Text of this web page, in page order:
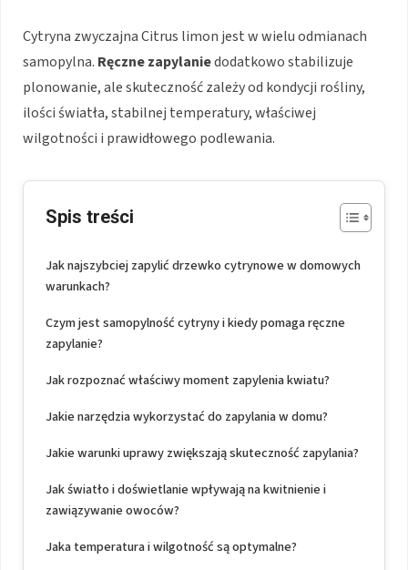
Cytryna zwyczajna Citrus limon jest w wielu odmianach
samopylna. Ręczne zapylaniedodatkowo stabilizuje
plonowanie, ale skuteczność zależy od kondycji rośliny,
ilości światła, stabilnej temperatury, właściwej
wilgotności i prawidłowego podlewania.
Spis treści
Jak najszybciej zapylić drzewko cytrynowe w domowych
warunkach?
Czym jest samopylność cytryny i kiedy pomaga ręczne
zapylanie?
Jak rozpoznać właściwy moment zapylenia kwiatu?
Jakie narzędzia wykorzystać do zapylania w domu?
Jakie warunki uprawy zwiększają skuteczność zapylania?
Jak światło i doświetlanie wpływają na kwitnienie i
zawiązywanie owoców?
Jaka temperatura i wilgotność są optymalne?